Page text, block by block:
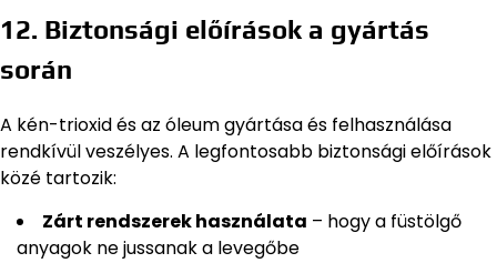
12. Biztonsági előírások a gyártás
során
A kén-trioxid és az óleum gyártása és felhasználása
rendkívül veszélyes. A legfontosabb biztonsági előírások
közé tartozik:
Zárt rendszerek használata – hogy a füstölgő
anyagok ne jussanak a levegőbe